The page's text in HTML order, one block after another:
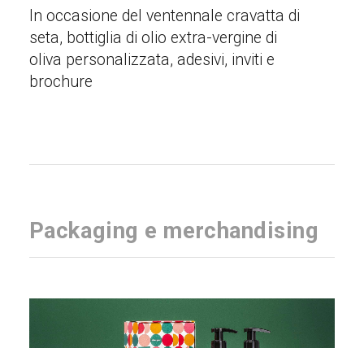
In occasione del ventennale cravatta di
seta, bottiglia di olio extra-vergine di
oliva personalizzata, adesivi, inviti e
brochure
Packaging e merchandising